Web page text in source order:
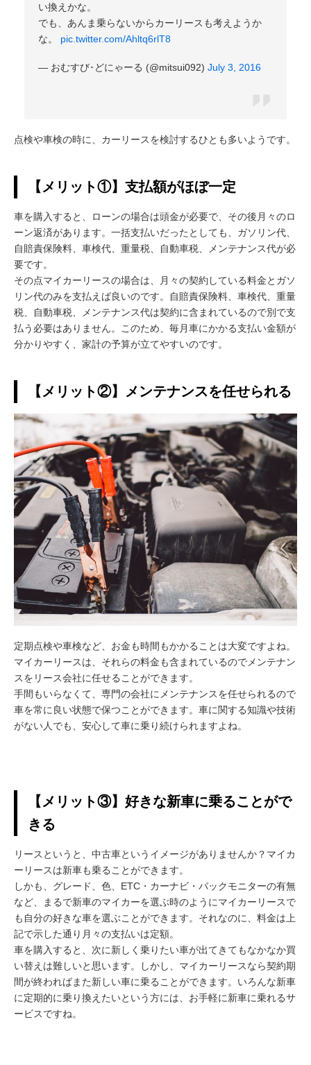
い換えかな。
でも、あんま乗らないからカーリースも考えようか
な。 pic.twitter.com/Ahltq6rlT8
— おむすび･どにゃーる (@mitsui092) July 3, 2016
点検や車検の時に、カーリースを検討するひとも多いようです。
【メリット①】支払額がほぼ一定
車を購入すると、ローンの場合は頭金が必要で、その後月々のロ
ーン返済があります。一括支払いだったとしても、ガソリン代、
自賠責保険料、車検代、重量税、自動車税、メンテナンス代が必
要です。
その点マイカーリースの場合は、月々の契約している料金とガソ
リン代のみを支払えば良いのです。自賠責保険料、車検代、重量
税、自動車税、メンテナンス代は契約に含まれているので別で支
払う必要はありません。このため、毎月車にかかる支払い金額が
分かりやすく、家計の予算が立てやすいのです。
【メリット②】メンテナンスを任せられる
定期点検や車検など、お金も時間もかかることは大変ですよね。
マイカーリースは、それらの料金も含まれているのでメンテナン
スをリース会社に任せることができます。
手間もいらなくて、専門の会社にメンテナンスを任せられるので
車を常に良い状態で保つことができます。車に関する知識や技術
がない人でも、安心して車に乗り続けられますよね。
【メリット③】好きな新車に乗ることがで
きる
リースというと、中古車というイメージがありませんか？マイカ
ーリースは新車も乗ることができます。
しかも、グレード、色、ETC・カーナビ・バックモニターの有無
など、まるで新車のマイカーを選ぶ時のようにマイカーリースで
も自分の好きな車を選ぶことができます。それなのに、料金は上
記で示した通り月々の支払いは定額。
車を購入すると、次に新しく乗りたい車が出てきてもなかなか買
い替えは難しいと思います。しかし、マイカーリースなら契約期
間が終わればまた新しい車に乗ることができます。いろんな新車
に定期的に乗り換えたいという方には、お手軽に新車に乗れるサ
ービスですね。